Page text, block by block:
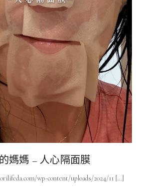
媽媽 – 人心隔面膜
wp-content/uploads/2024/11 […]